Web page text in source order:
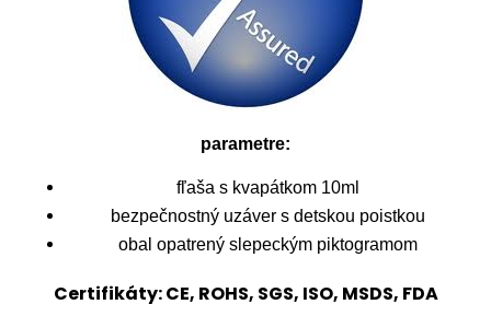
parametre:
fľaša s kvapátkom 10ml
bezpečnostný uzáver s detskou poistkou
obal opatrený slepeckým piktogramom
Certifikáty: CE, ROHS, SGS, ISO, MSDS, FDA